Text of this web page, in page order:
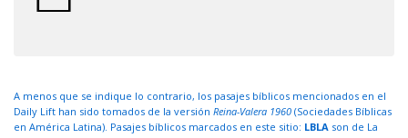
A menos que se indique lo contrario, los pasajes bíblicos mencionados en el
Daily Lift han sido tomados de la versión Reina-Valera 1960 (Sociedades Bíblicas
en América Latina). Pasajes bíblicos marcados en este sitio: LBLA son de La